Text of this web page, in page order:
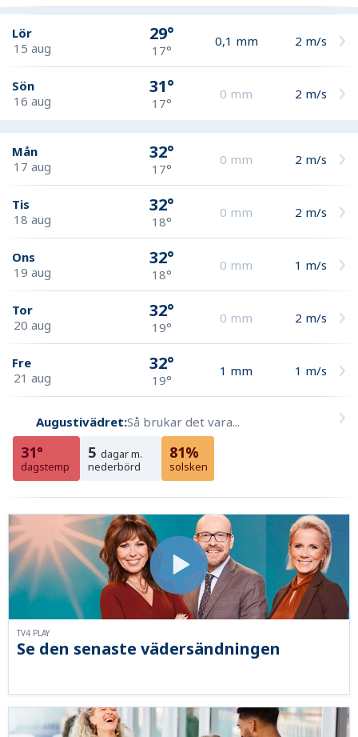
Lör
15 aug
29°
17°
0,1 mm 2 m/s
Sön
16 aug
31°
17°
0 mm 2 m/s
Mån
17 aug
32°
17°
0 mm 2 m/s
Tis
18 aug
32°
18°
0 mm 2 m/s
Ons
19 aug
32°
18°
0 mm 1 m/s
Tor
20 aug
32°
19°
0 mm 2 m/s
Fre
21 aug
32°
19°
1 mm 1 m/s
Augustivädret:Så brukar det vara...
31°
dagstemp
5 dagar m.
nederbörd
81%
solsken
Se den senaste vädersändningen
TV4 PLAY